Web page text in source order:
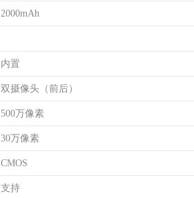
2000mAh
内置
双摄像头（前后）
500万像素
30万像素
CMOS
支持